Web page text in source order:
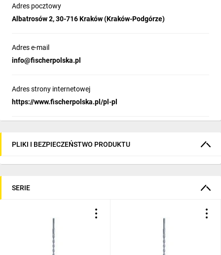
Adres pocztowy
Albatrosów 2, 30-716 Kraków (Kraków-Podgórze)
Adres e-mail
info@fischerpolska.pl
Adres strony internetowej
https://www.fischerpolska.pl/pl-pl
PLIKI I BEZPIECZEŃSTWO PRODUKTU
SERIE